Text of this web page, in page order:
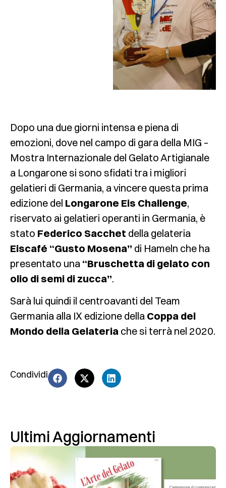
Dopo una due giorni intensa e piena di
emozioni, dove nel campo di gara della MIG –
Mostra Internazionale del Gelato Artigianale
a Longarone si sono sfidati tra i migliori
gelatieri di Germania, a vincere questa prima
edizione del Longarone Eis Challenge,
riservato ai gelatieri operanti in Germania, è
stato Federico Sacchet della gelateria
Eiscafé “Gusto Mosena” di Hameln che ha
presentato una “Bruschetta di gelato con
olio di semi di zucca”.
Sarà lui quindi il centroavanti del Team
Germania alla IX edizione della Coppa del
Mondo della Gelateria che si terrà nel 2020.
Condividi
Ultimi Aggiornamenti